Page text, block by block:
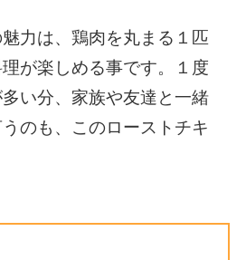
力は、鶏肉を丸まる１匹
が楽しめる事です。１度
い分、家族や友達と一緒
のも、このローストチキ